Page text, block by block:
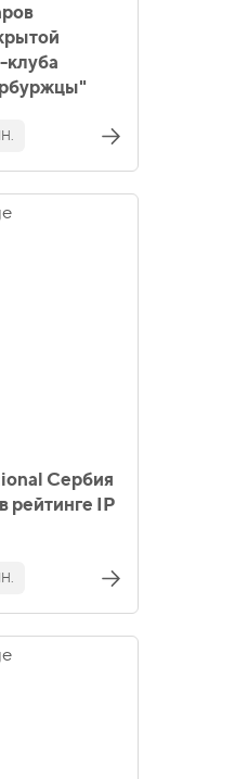
клуба
Сербия
рейтинге IP